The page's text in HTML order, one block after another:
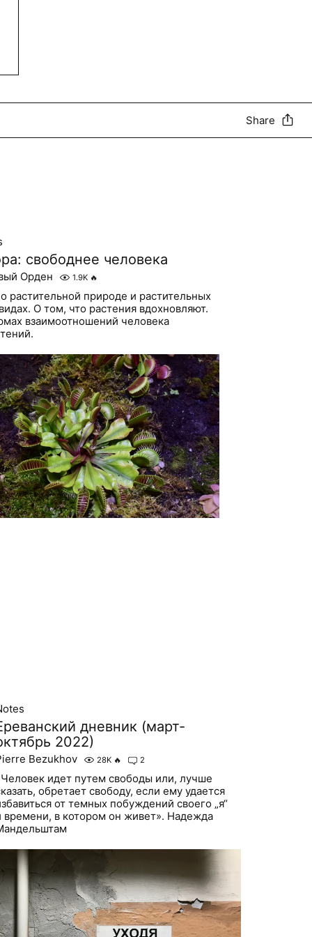
Share
свободнее человека
Орден 1.9K 🔥
растительной природе и растительных
О том, что растения вдохновляют.
взаимоотношений человека
дневник (март-
2022)
Bezukhov 28K 🔥 2
идет путем свободы или, лучше
обретает свободу, если ему удается
от темных побуждений своего „я“
времени, в котором он живет». Надежда